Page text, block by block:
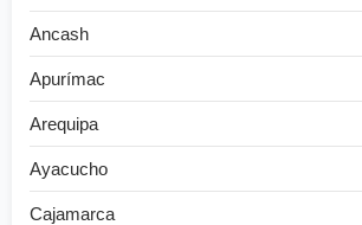
Ancash
Apurímac
Arequipa
Ayacucho
Cajamarca